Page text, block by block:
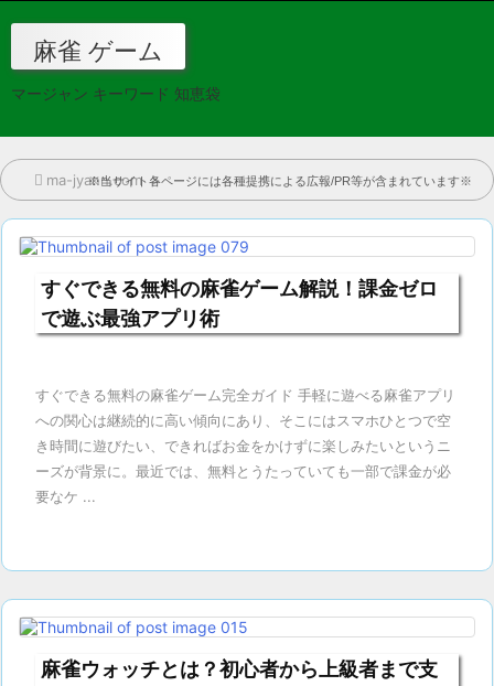
前へ
次へ

麻雀 ゲーム
マージャン キーワード 知恵袋
 ma-jyann.com >
※当サイト各ページには各種提携による広報/PR等が含まれています※
すぐできる無料の麻雀ゲーム解説！課金ゼロ
で遊ぶ最強アプリ術
すぐできる無料の麻雀ゲーム完全ガイド 手軽に遊べる麻雀アプリ
への関心は継続的に高い傾向にあり、そこにはスマホひとつで空
き時間に遊びたい、できればお金をかけずに楽しみたいというニ
ーズが背景に。最近では、無料とうたっていても一部で課金が必
要なケ ...
麻雀ウォッチとは？初心者から上級者まで支